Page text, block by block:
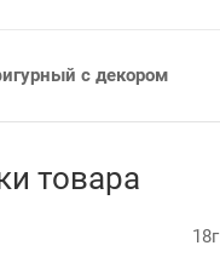
с декором
товара
18г